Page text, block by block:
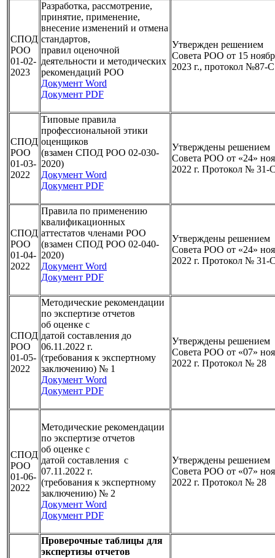
СПОД
РОО
01-02-
2023
Разработка, рассмотрение,
принятие, применение,
внесение изменений и отмена
стандартов,
правил оценочной
деятельности и методических
рекомендаций РОО
Документ Word
Документ PDF
Утвержден решением
Совета РОО от 15
2023 г., протокол №87-
СПОД
РОО
01-03-
2022
Типовые правила
профессиональной этики
оценщиков
(взамен СПОД РОО 02-030-
2020)
Документ Word
Документ PDF
Утверждены решением
Совета РОО от «24»
2022 г. Протокол № 31-
СПОД
РОО
01-04-
2022
Правила по применению
квалификационных
аттестатов членами РОО
(взамен СПОД РОО 02-040-
2020)
Документ Word
Документ PDF
Утверждены решением
Совета РОО от «24»
2022 г. Протокол № 31-
СПОД
РОО
01-05-
2022
Методические рекомендации
по экспертизе отчетов
об оценке с
датой составления до
06.11.2022 г.
(требования к экспертному
заключению) № 1
Документ Word
Документ PDF
Утверждены решением
Совета РОО от «07»
2022 г. Протокол №
СПОД
РОО
01-06-
2022
Методические рекомендации
по экспертизе отчетов
об оценке с
датой составления с
07.11.2022 г.
(требования к экспертному
заключению) № 2
Документ Word
Документ PDF
Утверждены решением
Совета РОО от «07»
2022 г. Протокол № 28
Проверочные таблицы для
экспертизы отчетов